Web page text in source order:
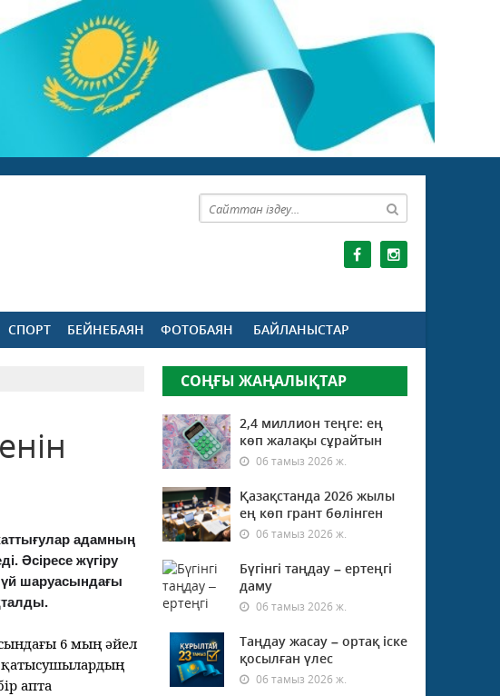
СПОРТ БЕЙНЕБАЯН ФОТОБАЯН БАЙЛАНЫСТАР
адамның
Әсіресе жүгіру
шаруасындағы
6 мың әйел
қатысушылардың
апта
СОҢҒЫ ЖАҢАЛЫҚТАР
2,4 миллион теңге: ең
көп жалақы сұрайтын
06 тамыз 2026 ж.
Қазақстанда 2026 жылы
ең көп грант бөлінген
06 тамыз 2026 ж.
Бүгінгі таңдау – ертеңгі
даму
06 тамыз 2026 ж.
Таңдау жасау – ортақ іске
қосылған үлес
06 тамыз 2026 ж.